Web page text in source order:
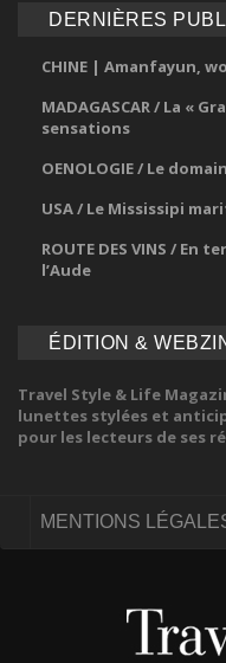
DERNIÈRES
CHINE | Amanfayun,
MADAGASCAR / La «
sensations
OENOLOGIE / Le
USA / Le Mississipi
ROUTE DES VINS /
l’Aude
ÉDITION &
Travel Style & Life
lunettes stylées et
pour les lecteurs de ses
MENTIONS